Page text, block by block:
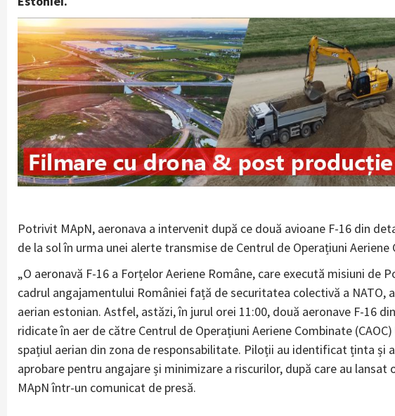
Potrivit MApN, aeronava a intervenit după ce două avioane F-16 din
de la sol în urma unei alerte transmise de Centrul de Operațiuni
„O aeronavă F-16 a Forțelor Aeriene Române, care execută misiuni de
cadrul angajamentului României față de securitatea colectivă a NATO,
aerian estonian. Astfel, astăzi, în jurul orei 11:00, două aeronave F-16
ridicate în aer de către Centrul de Operațiuni Aeriene Combinate
spațiul aerian din zona de responsabilitate. Piloții au identificat ținta și
aprobare pentru angajare și minimizare a riscurilor, după care au lansat
MApN într-un comunicat de presă.